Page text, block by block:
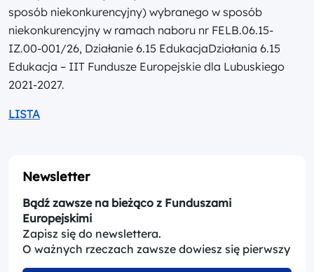
sposób niekonkurencyjny) wybranego w sposób
niekonkurencyjny w ramach naboru nr FELB.06.15-
IZ.00-001/26, Działanie 6.15 EdukacjaDziałania 6.15
Edukacja – IIT Fundusze Europejskie dla Lubuskiego
2021-2027.
LISTA
Newsletter
Bądź zawsze na bieżąco z Funduszami
Europejskimi
Zapisz się do newslettera.
O ważnych rzeczach zawsze dowiesz się pierwszy